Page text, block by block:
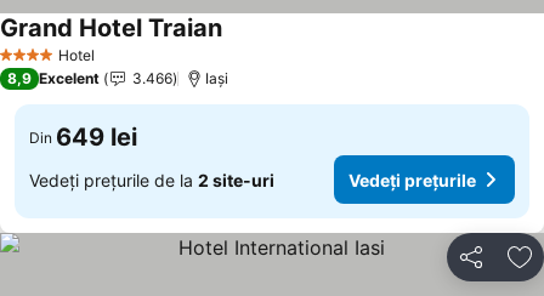
4 Stele Hotel
Grand Hotel TraianVedeți prețurile
8,9 Excelent 3.466 Iaşi
Din 649 lei
Vedeți prețurile de la 2 site-uri Vedeți prețurile
Distribuiți